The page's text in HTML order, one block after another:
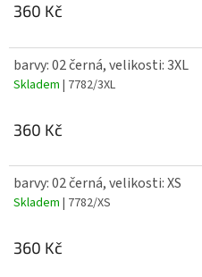
360 Kč
barvy: 02 černá, velikosti: 3XL
Skladem | 7782/3XL
360 Kč
barvy: 02 černá, velikosti: XS
Skladem | 7782/XS
360 Kč